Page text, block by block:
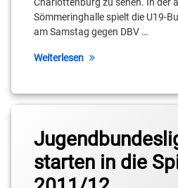
Charlottenburg zu sehen. In der
Sömmeringhalle spielt die U19-
am Samstag gegen DBV …
Weiterlesen
Dominik
Kleine
Carles
Tyrekidis
Internationalen
Berliner
Basketball
Akademie
starten in die
Internationalen
Berliner
Basketball
Akademie